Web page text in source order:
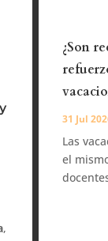
,
¿Son
31 Jul
Las
el